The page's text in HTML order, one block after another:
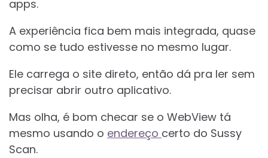
apps.
A experiência fica bem mais integrada, quase
como se tudo estivesse no mesmo lugar.
Ele carrega o site direto, então dá pra ler sem
precisar abrir outro aplicativo.
Mas olha, é bom checar se o WebView tá
mesmo usando o endereço certo do Sussy
Scan.